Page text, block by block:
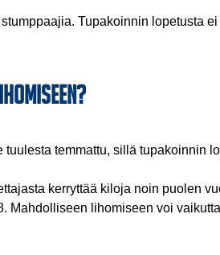
Tupakoinnin lopetusta
temmattu, sillä tupakoinnin
kerryttää kiloja noin puolen
Mahdolliseen lihomiseen voi